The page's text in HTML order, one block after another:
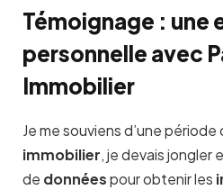
Témoignage : une
personnelle avec
Immobilier
Je me souviens d’une période
immobilier, je devais
de donnéespour obtenir les